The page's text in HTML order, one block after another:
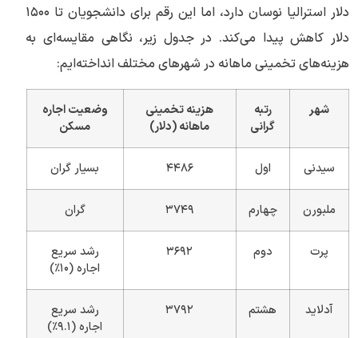
دلار استرالیا نوسان دارد، اما این رقم برای دانشجویان تا ۱۵۰۰
دلار کاهش پیدا می‌کند. در جدول زیر، نگاهی مقایسه‌ای به
هزینه‌های تخمینی ماهانه در شهرهای مختلف انداخته‌ایم:
شهر
رتبه
گرانی
هزینه تخمینی
ماهانه (دلار)
وضعیت اجاره
مسکن
سیدنی اول ۴۴۸۶ بسیار گران
ملبورن چهارم ۳۷۴۹ گران
پرت دوم ۳۶۹۲
رشد سریع
اجاره (۱۰٪)
آدلاید هشتم ۳۷۹۲
رشد سریع
اجاره (۹.۱٪)